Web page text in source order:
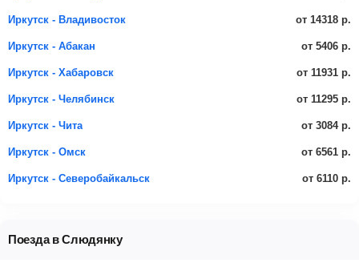
Иркутск - Владивосток от 14318 р.
Иркутск - Абакан от 5406 р.
Иркутск - Хабаровск от 11931 р.
Иркутск - Челябинск от 11295 р.
Иркутск - Чита от 3084 р.
Иркутск - Омск от 6561 р.
Иркутск - Северобайкальск от 6110 р.
Поезда в Слюдянку